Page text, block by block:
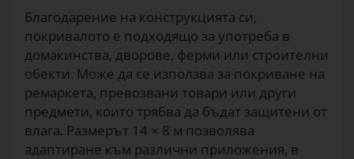
Благодарение на конструкцията си,
покривалото е подходящо за употреба в
домакинства, дворове, ферми или строителни
обекти. Може да се използва за покриване на
ремаркета, превозвани товари или други
предмети, които трябва да бъдат защитени от
влага. Размерът 14 × 8 м позволява
адаптиране към различни приложения, в